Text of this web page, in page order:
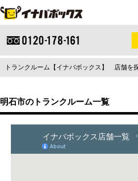
トランクルーム【イナバボックス】 店舗を
明石市のトランクルーム一覧